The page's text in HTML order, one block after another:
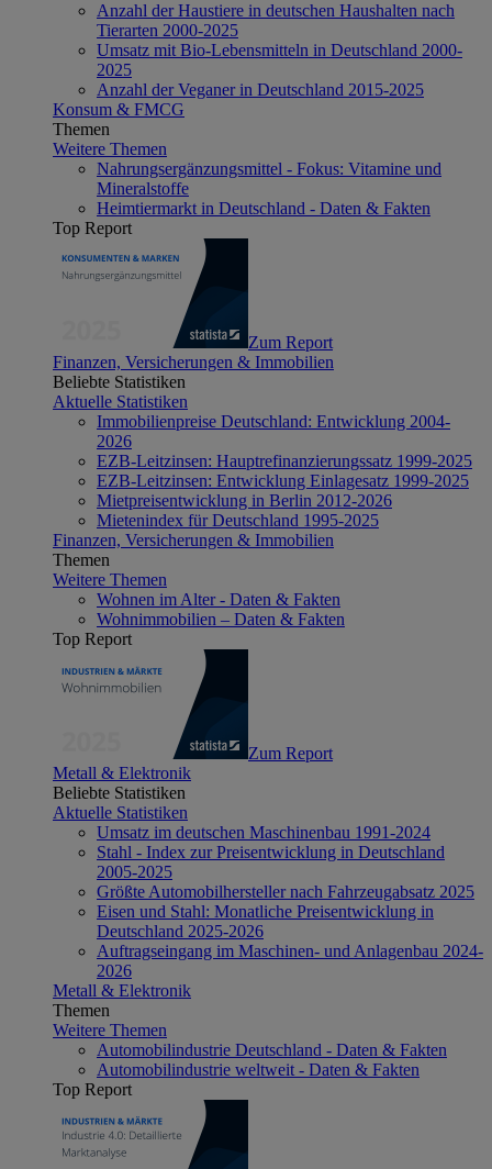
Anzahl der Haustiere in deutschen Haushalten nach
Tierarten 2000-2025
Umsatz mit Bio-Lebensmitteln in Deutschland 2000-
2025
Anzahl der Veganer in Deutschland 2015-2025
Konsum & FMCG
Themen
Weitere Themen
Nahrungsergänzungsmittel - Fokus: Vitamine und
Mineralstoffe
Heimtiermarkt in Deutschland - Daten & Fakten
Top Report
Zum Report
Finanzen, Versicherungen & Immobilien
Beliebte Statistiken
Aktuelle Statistiken
Immobilienpreise Deutschland: Entwicklung 2004-
2026
EZB-Leitzinsen: Hauptrefinanzierungssatz 1999-2025
EZB-Leitzinsen: Entwicklung Einlagesatz 1999-2025
Mietpreisentwicklung in Berlin 2012-2026
Mietenindex für Deutschland 1995-2025
Finanzen, Versicherungen & Immobilien
Themen
Weitere Themen
Wohnen im Alter - Daten & Fakten
Wohnimmobilien – Daten & Fakten
Top Report
Zum Report
Metall & Elektronik
Beliebte Statistiken
Aktuelle Statistiken
Umsatz im deutschen Maschinenbau 1991-2024
Stahl - Index zur Preisentwicklung in Deutschland
2005-2025
Größte Automobilhersteller nach Fahrzeugabsatz 2025
Eisen und Stahl: Monatliche Preisentwicklung in
Deutschland 2025-2026
Auftragseingang im Maschinen- und Anlagenbau 2024-
2026
Metall & Elektronik
Themen
Weitere Themen
Automobilindustrie Deutschland - Daten & Fakten
Automobilindustrie weltweit - Daten & Fakten
Top Report